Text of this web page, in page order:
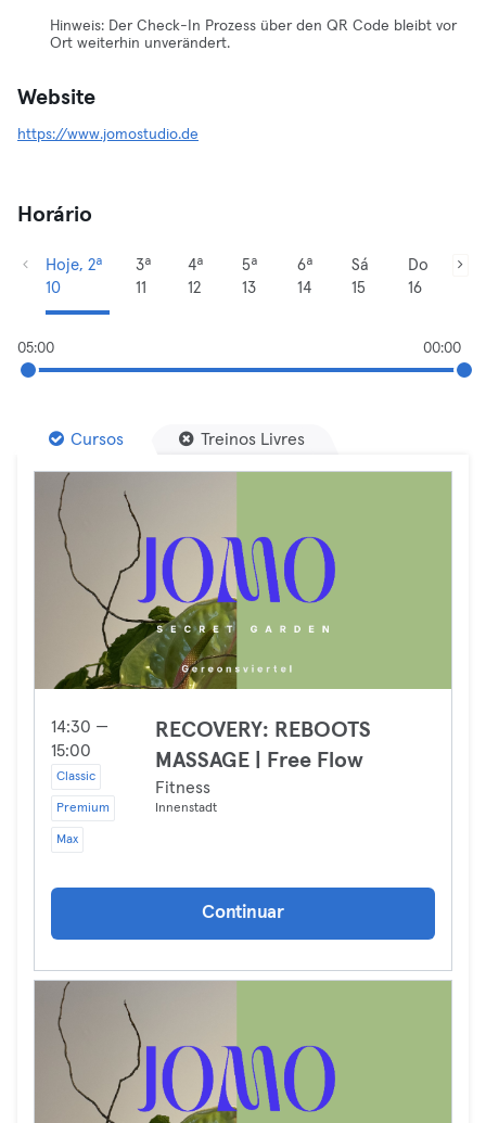
Hinweis: Der Check-In Prozess über den QR Code bleibt vor
Ort weiterhin unverändert.
Website
https://www.jomostudio.de
Horário
Hoje, 2ª
10
3ª
11
4ª
12
5ª
13
6ª
14
Sá
15
Do
16
05:00 00:00
Cursos Treinos Livres
14:30 —
15:00
Classic
Premium
Max
RECOVERY: REBOOTS
MASSAGE | Free Flow
Fitness
Innenstadt
Continuar